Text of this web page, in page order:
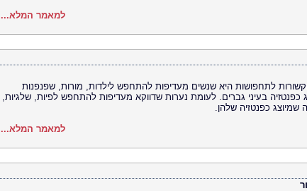
למאמר המלא...
לתחפושות היא שנשים מעדיפות להתחפש לילדות, מורות, שפנפנות
כפנטזיה בעיני גברים. לעומת נערות שדווקא מעדיפות להתחפש לפיות, שלגיות,
שמיוצג כפנטזיה שלהן.
למאמר המלא...